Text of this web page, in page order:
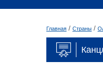
Главная / Страны /